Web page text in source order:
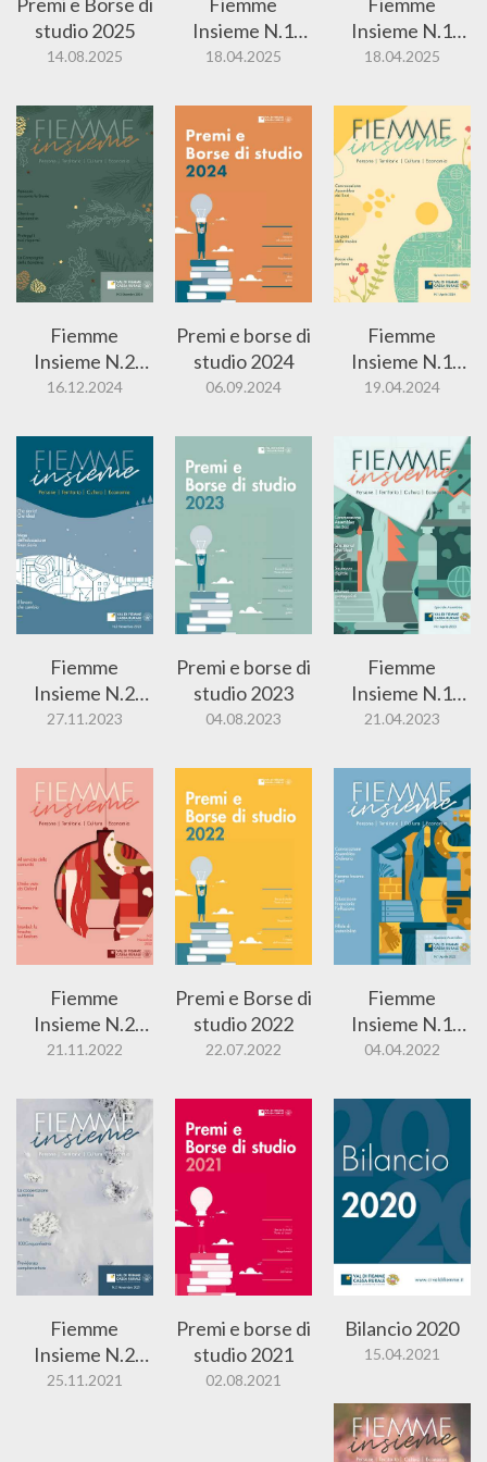
studio 2025
14.08.2025
Insieme N.1
2025 Tedesco
18.04.2025
Insieme N.1
2025
18.04.2025
Fiemme
Insieme N.2
2024
16.12.2024
Premi e borse di
studio 2024
06.09.2024
Fiemme
Insieme N.1
2024
19.04.2024
Fiemme
Insieme N.2
2023
27.11.2023
Premi e borse di
studio 2023
04.08.2023
Fiemme
Insieme N.1
2023
21.04.2023
Fiemme
Insieme N.2
2022
21.11.2022
Premi e Borse di
studio 2022
22.07.2022
Fiemme
Insieme N.1
2022
04.04.2022
Fiemme
Insieme N.2
2021
25.11.2021
Premi e borse di
studio 2021
02.08.2021
Bilancio 2020
15.04.2021